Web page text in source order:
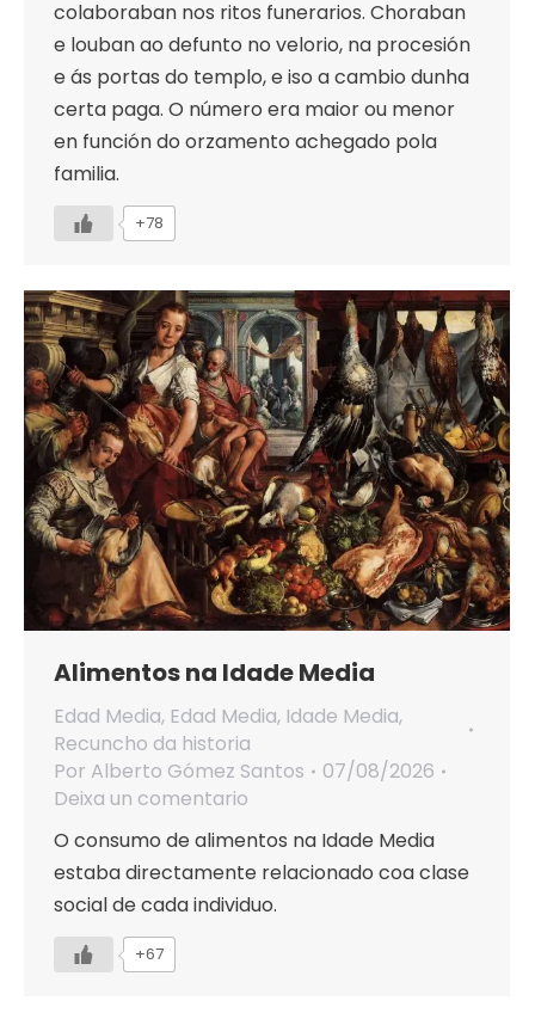
colaboraban nos ritos funerarios. Choraban
e louban ao defunto no velorio, na procesión
e ás portas do templo, e iso a cambio dunha
certa paga. O número era maior ou menor
en función do orzamento achegado pola
familia.
+78
Alimentos na Idade Media
Edad Media, Edad Media, Idade Media,
Recuncho da historia
Por Alberto Gómez Santos
07/08/2026
Deixa un comentario
O consumo de alimentos na Idade Media
estaba directamente relacionado coa clase
social de cada individuo.
+67